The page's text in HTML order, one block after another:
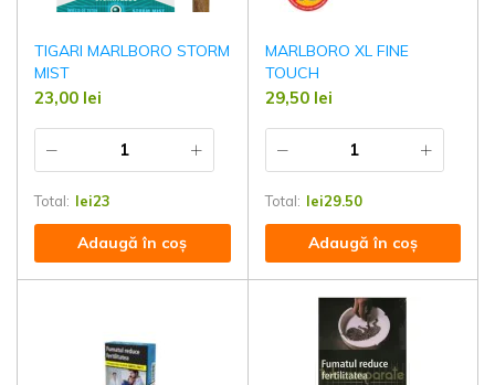
TIGARI MARLBORO STORM
MIST
23,00 lei
Total: lei23
Adaugă în coș
MARLBORO XL FINE
TOUCH
29,50 lei
Total: lei29.50
Adaugă în coș